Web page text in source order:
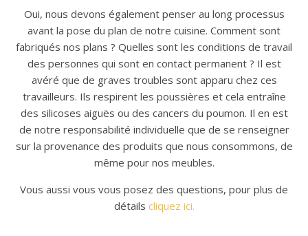
Oui, nous devons également penser au long processus
avant la pose du plan de notre cuisine. Comment sont
fabriqués nos plans ? Quelles sont les conditions de travail
des personnes qui sont en contact permanent ? Il est
avéré que de graves troubles sont apparu chez ces
travailleurs. Ils respirent les poussières et cela entraîne
des silicoses aiguës ou des cancers du poumon. Il en est
de notre responsabilité individuelle que de se renseigner
sur la provenance des produits que nous consommons, de
même pour nos meubles.
Vous aussi vous vous posez des questions, pour plus de
détails cliquez ici.